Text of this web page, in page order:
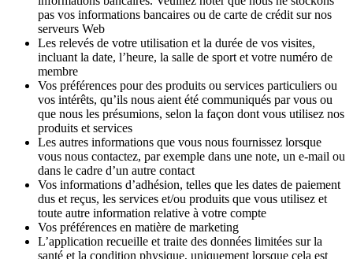
pas vos informations bancaires ou de carte de crédit sur nos
serveurs Web
Les relevés de votre utilisation et la durée de vos visites,
incluant la date, l’heure, la salle de sport et votre numéro de
membre
Vos préférences pour des produits ou services particuliers ou
vos intérêts, qu’ils nous aient été communiqués par vous ou
que nous les présumions, selon la façon dont vous utilisez nos
produits et services
Les autres informations que vous nous fournissez lorsque
vous nous contactez, par exemple dans une note, un e-mail ou
dans le cadre d’un autre contact
Vos informations d’adhésion, telles que les dates de paiement
dus et reçus, les services et/ou produits que vous utilisez et
toute autre information relative à votre compte
Vos préférences en matière de marketing
L’application recueille et traite des données limitées sur la
santé et la condition physique, uniquement lorsque cela est